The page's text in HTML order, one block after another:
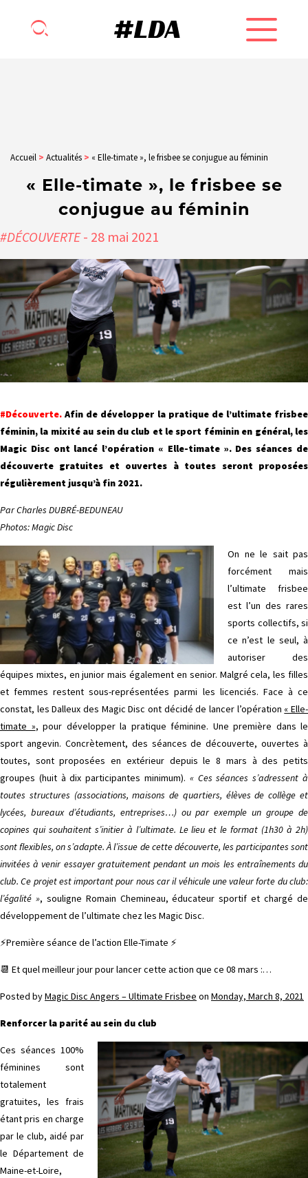
Accueil > Actualités > « Elle-timate », le frisbee se conjugue au féminin
« Elle-timate », le frisbee se
conjugue au féminin
#DÉCOUVERTE- 28 mai 2021
#Découverte. Afin de développer la pratique de l’ultimate frisbee
féminin, la mixité au sein du club et le sport féminin en général, les
Magic Disc ont lancé l’opération « Elle-timate ». Des séances de
découverte gratuites et ouvertes à toutes seront proposées
régulièrement jusqu’à fin 2021.
Par Charles DUBRÉ-BEDUNEAU
Photos: Magic Disc
On ne le sait pas
forcément mais
l’ultimate frisbee
est l’un des rares
sports collectifs, si
ce n’est le seul, à
autoriser des
équipes mixtes, en junior mais également en senior. Malgré cela, les filles
et femmes restent sous-représentées parmi les licenciés. Face à ce
constat, les Dalleux des Magic Disc ont décidé de lancer l’opération « Elle-
timate », pour développer la pratique féminine. Une première dans le
sport angevin. Concrètement, des séances de découverte, ouvertes à
toutes, sont proposées en extérieur depuis le 8 mars à des petits
groupes (huit à dix participantes minimum). « Ces séances s’adressent à
toutes structures (associations, maisons de quartiers, élèves de collège et
lycées, bureaux d’étudiants, entreprises…) ou par exemple un groupe de
copines qui souhaitent s’initier à l’ultimate. Le lieu et le format (1h30 à 2h)
sont flexibles, on s’adapte. À l’issue de cette découverte, les participantes sont
invitées à venir essayer gratuitement pendant un mois les entraînements du
club. Ce projet est important pour nous car il véhicule une valeur forte du club:
l’égalité », souligne Romain Chemineau, éducateur sportif et chargé de
développement de l’ultimate chez les Magic Disc.
⚡️Première séance de l’action Elle-Timate ⚡️
📆 Et quel meilleur jour pour lancer cette action que ce 08 mars :…
Posted byMagic Disc Angers – Ultimate Frisbee on Monday, March 8, 2021
Renforcer la parité au sein du club
Ces séances 100%
féminines sont
totalement
gratuites, les frais
étant pris en charge
par le club, aidé par
le Département de
Maine-et-Loire,